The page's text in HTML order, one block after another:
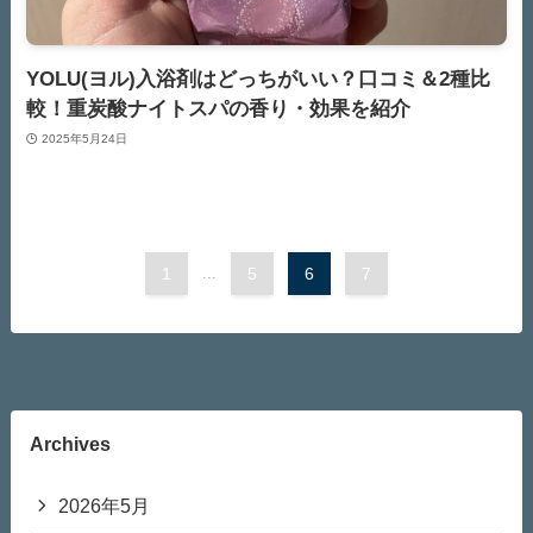
YOLU(ヨル)入浴剤はどっちがいい？口コミ＆2種比
較！重炭酸ナイトスパの香り・効果を紹介
2025年5月24日
1 5 6 7
Archives
2026年5月